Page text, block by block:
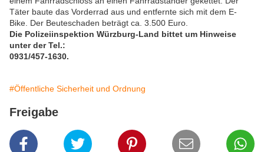
Täter baute das Vorderrad aus und entfernte sich mit dem E-
Bike. Der Beuteschaden beträgt ca. 3.500 Euro.
Die Polizeiinspektion Würzburg-Land bittet um Hinweise
unter der Tel.:
0931/457-1630.
#Öffentliche Sicherheit und Ordnung
Freigabe